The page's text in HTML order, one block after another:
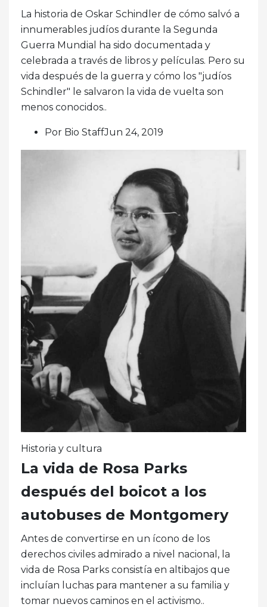
La historia de Oskar Schindler de cómo salvó a
innumerables judíos durante la Segunda
Guerra Mundial ha sido documentada y
celebrada a través de libros y películas. Pero su
vida después de la guerra y cómo los "judíos
Schindler" le salvaron la vida de vuelta son
menos conocidos..
Por Bio StaffJun 24, 2019
Historia y cultura
La vida de Rosa Parks
después del boicot a los
autobuses de Montgomery
Antes de convertirse en un ícono de los
derechos civiles admirado a nivel nacional, la
vida de Rosa Parks consistía en altibajos que
incluían luchas para mantener a su familia y
tomar nuevos caminos en el activismo..